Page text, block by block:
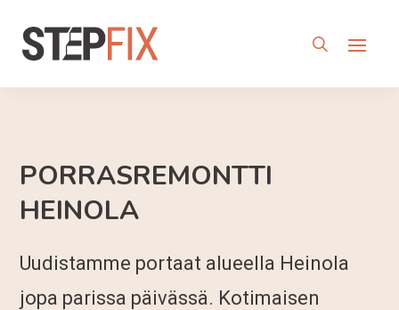
PORRASREMONTTI
HEINOLA
Uudistamme portaat alueella Heinola
jopa parissa päivässä. Kotimaisen